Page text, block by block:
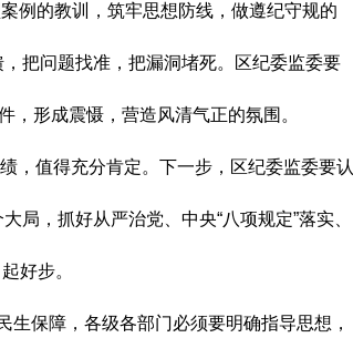
例的教训，筑牢思想防线，做遵纪守规的
把问题找准，把漏洞堵死。区纪委监委要
，形成震慑，营造风清气正的氛围。
值得充分肯定。下一步，区纪委监委要认
，抓好从严治党、中央“八项规定”落实、
好步。
保障，各级各部门必须要明确指导思想，